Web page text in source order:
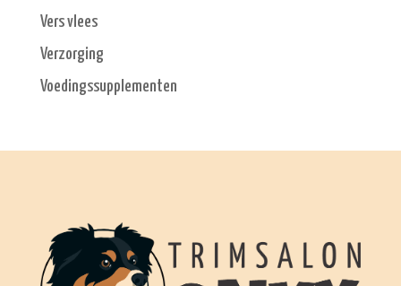
Vers vlees
Verzorging
Voedingssupplementen